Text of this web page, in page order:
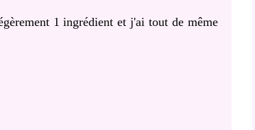
1 ingrédient et j'ai tout de même